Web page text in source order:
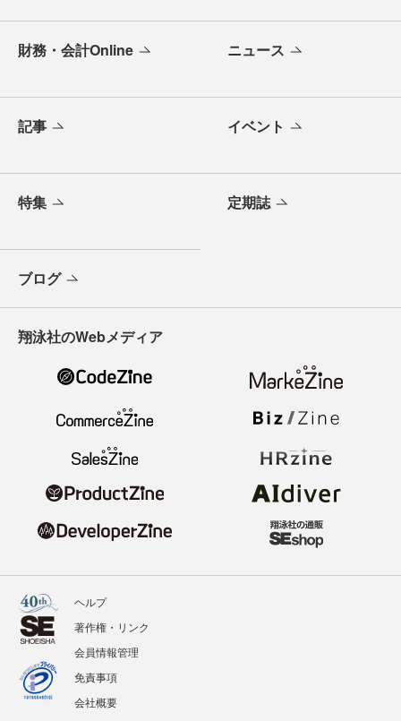
財務・会計Online ニュース
記事 イベント
特集 定期誌
ブログ
翔泳社のWebメディア
ヘルプ
著作権・リンク
会員情報管理
免責事項
会社概要